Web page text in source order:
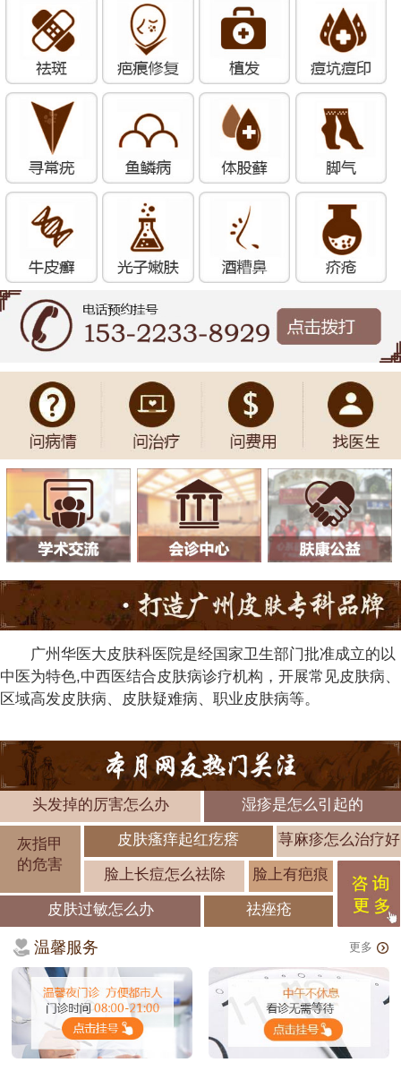
广州华医大皮肤科医院是经国家卫生部门批准成立的以
中医为特色,中西医结合皮肤病诊疗机构，开展常见皮肤病、
区域高发皮肤病、皮肤疑难病、职业皮肤病等。
头发掉的厉害怎么办 湿疹是怎么引起的
灰指甲
的危害
皮肤瘙痒起红疙瘩 荨麻疹怎么治疗好
脸上长痘怎么祛除 脸上有疤痕
皮肤过敏怎么办 祛痤疮
温馨服务 更多